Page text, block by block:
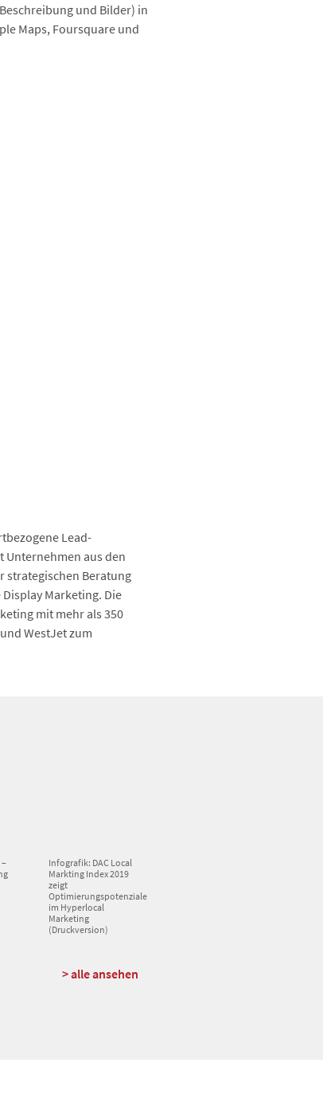
und Bilder) in
Maps, Foursquare und
Lead-
Unternehmen aus den
strategischen Beratung
Marketing. Die
mit mehr als 350
WestJet zum
Infografik: DAC Local
Markting Index 2019
zeigt
Optimierungspotenziale
im Hyperlocal
Marketing
(Druckversion)
> alle ansehen